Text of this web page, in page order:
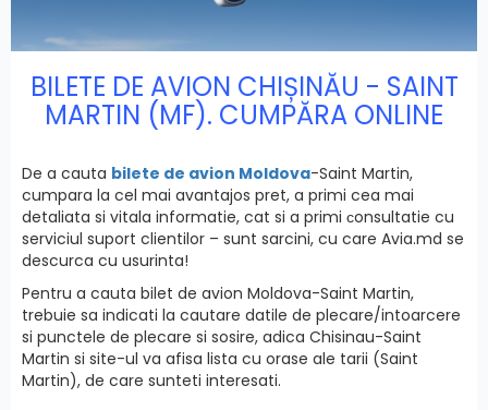
BILETE DE AVION CHIȘINĂU - SAINT
MARTIN (MF). CUMPĂRA ONLINE
De a cauta bilete de avion Moldova-Saint Martin,
cumpara la cel mai avantajos pret, a primi cea mai
detaliata si vitala informatie, cat si a primi сonsultatie cu
serviciul suport clientilor – sunt sarcini, cu care Avia.md se
descurca cu usurinta!
Pentru a cauta bilet de avion Moldova-Saint Martin,
trebuie sa indicati la cautare datile de plecare/intoarcere
si punctele de plecare si sosire, adica Chisinau-Saint
Martin si site-ul va afisa lista cu orase ale tarii (Saint
Martin), de care sunteti interesati.